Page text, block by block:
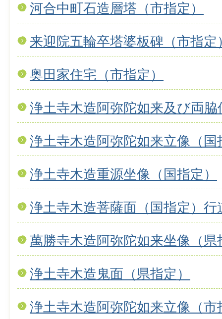
河合中町石造層塔（市指定）
来迎院五輪卒塔婆板碑（市指定
奥田家住宅（市指定）
浄土寺木造阿弥陀如来及び両
浄土寺木造阿弥陀如来立像（国
浄土寺木造重源坐像（国指定）
浄土寺木造菩薩面（国指定）行
萬勝寺木造阿弥陀如来坐像（県
浄土寺木造鬼面（県指定）
浄土寺木造阿弥陀如来立像（市